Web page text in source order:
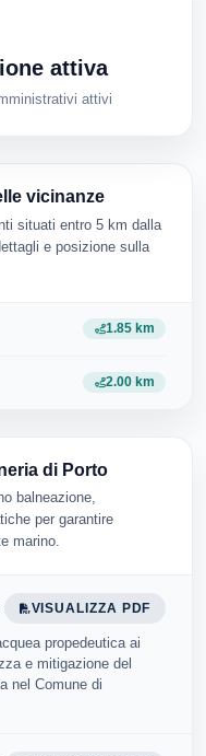
attiva
attivi
vicinanze
situati entro 5 km dalla
e posizione sulla
1.85 km
2.00 km
di Porto
balneazione,
per garantire
marino.
VISUALIZZA PDF
propedeutica ai
e mitigazione del
nel Comune di